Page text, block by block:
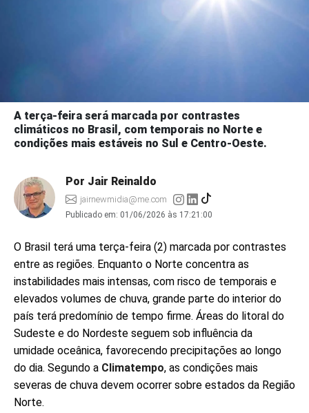
A terça-feira será marcada por contrastes
climáticos no Brasil, com temporais no Norte e
condições mais estáveis no Sul e Centro-Oeste.
Por Jair Reinaldo
jairnewmidia@me.com
Publicado em: 01/06/2026 às 17:21:00
O Brasil terá uma terça-feira (2) marcada por contrastes
entre as regiões. Enquanto o Norte concentra as
instabilidades mais intensas, com risco de temporais e
elevados volumes de chuva, grande parte do interior do
país terá predomínio de tempo firme. Áreas do litoral do
Sudeste e do Nordeste seguem sob influência da
umidade oceânica, favorecendo precipitações ao longo
do dia. Segundo a Climatempo, as condições mais
severas de chuva devem ocorrer sobre estados da Região
Norte.